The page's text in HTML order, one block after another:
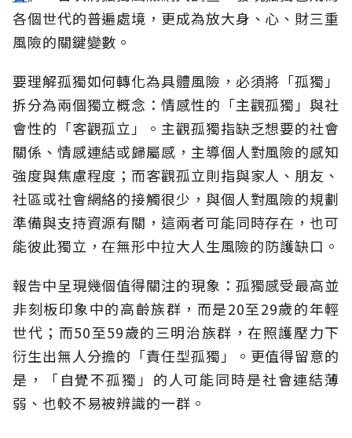
各個世代的普遍處境，更成為放大身、心、財三重
風險的關鍵變數。
要理解孤獨如何轉化為具體風險，必須將「孤獨」
拆分為兩個獨立概念：情感性的「主觀孤獨」與社
會性的「客觀孤立」。主觀孤獨指缺乏想要的社會
關係、情感連結或歸屬感，主導個人對風險的感知
強度與焦慮程度；而客觀孤立則指與家人、朋友、
社區或社會網絡的接觸很少，與個人對風險的規劃
準備與支持資源有關，這兩者可能同時存在，也可
能彼此獨立，在無形中拉大人生風險的防護缺口。
報告中呈現幾個值得關注的現象：孤獨感受最高並
非刻板印象中的高齡族群，而是20至29歲的年輕
世代；而50至59歲的三明治族群，在照護壓力下
衍生出無人分擔的「責任型孤獨」。更值得留意的
是，「自覺不孤獨」的人可能同時是社會連結薄
弱、也較不易被辨識的一群。